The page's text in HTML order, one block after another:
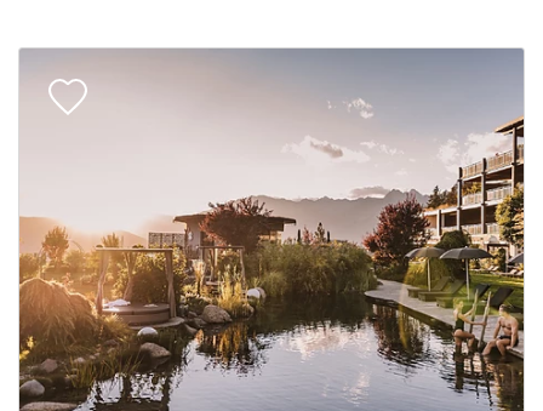
URLAUB AUF DEM BAUERNHOF - NATUR PUR
In Hafling und Vöran erwartet dich eine Vielzahl reizvoller
die eine authentische ländliche Erfahrung
ermöglichen. Hier kannst du aktiv an der Tierpflege
teilnehmen, die sanften Hügel entlang der Wanderwege
erkunden oder einfach die friedliche Atmosphäre und die
klare Luft fernab des städtischen Trubels genießen. Diese
malerischen Höfe bieten nicht nur Unterkünfte, sondern
auch Einblicke in das traditionelle Leben auf dem Lande und
lassen Besucher eine Verbindung zur Natur und zur